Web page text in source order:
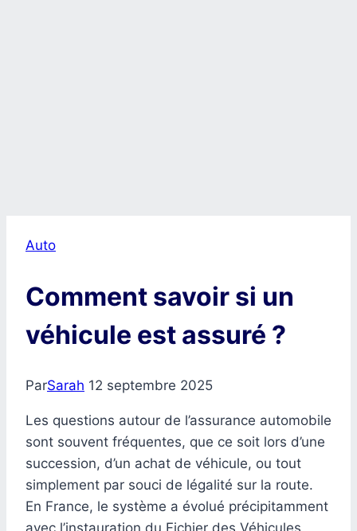
Auto
Comment savoir si un
véhicule est assuré ?
ParSarah 12 septembre 2025
Les questions autour de l’assurance automobile
sont souvent fréquentes, que ce soit lors d’une
succession, d’un achat de véhicule, ou tout
simplement par souci de légalité sur la route.
En France, le système a évolué précipitamment